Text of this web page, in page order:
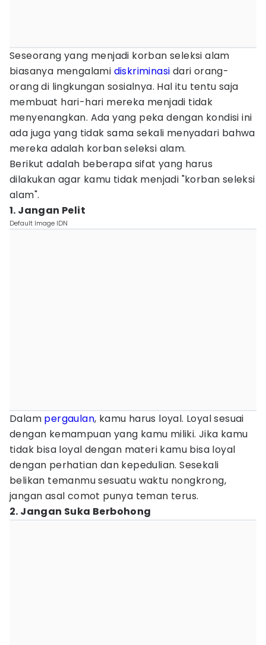
Seseorang yang menjadi korban seleksi alam
biasanya mengalami diskriminasi dari orang-
orang di lingkungan sosialnya. Hal itu tentu saja
membuat hari-hari mereka menjadi tidak
menyenangkan. Ada yang peka dengan kondisi ini
ada juga yang tidak sama sekali menyadari bahwa
mereka adalah korban seleksi alam.
Berikut adalah beberapa sifat yang harus
dilakukan agar kamu tidak menjadi "korban seleksi
alam".
1. Jangan Pelit
Default Image IDN
Dalam pergaulan, kamu harus loyal. Loyal sesuai
dengan kemampuan yang kamu miliki. Jika kamu
tidak bisa loyal dengan materi kamu bisa loyal
dengan perhatian dan kepedulian. Sesekali
belikan temanmu sesuatu waktu nongkrong,
jangan asal comot punya teman terus.
2. Jangan Suka Berbohong